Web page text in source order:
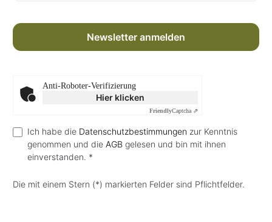
Newsletter anmelden
Anti-Roboter-Verifizierung
Hier klicken
FriendlyCaptcha ⇗
Ich habe die Datenschutzbestimmungen zur Kenntnis
genommen und die AGB gelesen und bin mit ihnen
einverstanden. *
Die mit einem Stern (*) markierten Felder sind Pflichtfelder.